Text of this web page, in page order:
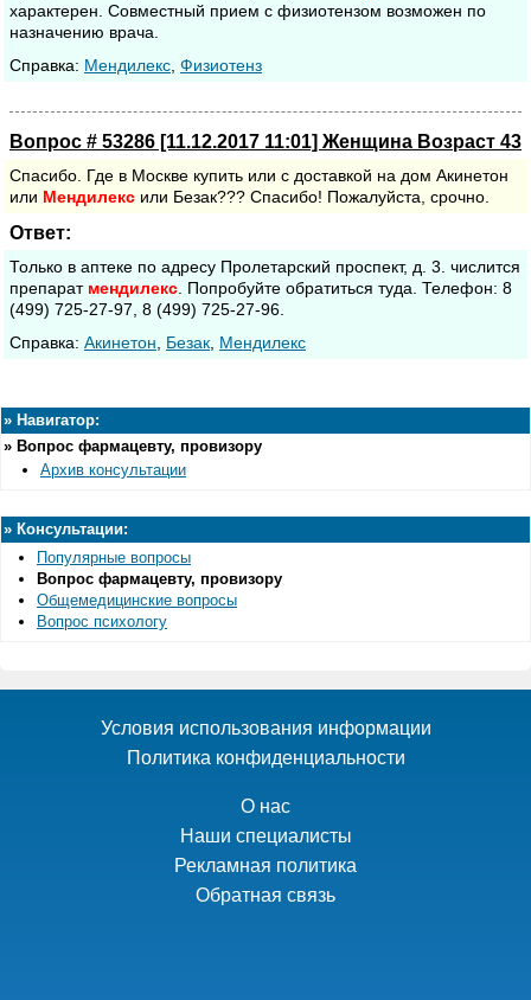
характерен. Совместный прием с физиотензом возможен по
назначению врача.
Cправка: Мендилекс Физиотенз
Вопрос # 53286 [11.12.2017 11:01] Женщина Возраст 43
Спасибо. Где в Москве купить или с доставкой на дом Акинетон
или Мендилекс или Безак??? Спасибо! Пожалуйста, срочно.
Ответ:
Только в аптеке по адресу Пролетарский проспект, д. 3. числится
препарат мендилекс . Попробуйте обратиться туда. Телефон: 8
(499) 725-27-97, 8 (499) 725-27-96.
Cправка: Акинетон Безак Мендилекс
» Навигатор:
» Вопрос фармацевту, провизору
Архив консультации
» Консультации:
Популярные вопросы
Вопрос фармацевту, провизору
Общемедицинские вопросы
Вопрос психологу
Условия использования информации
Политика конфиденциальности
О нас
Наши специалисты
Рекламная политика
Обратная связь